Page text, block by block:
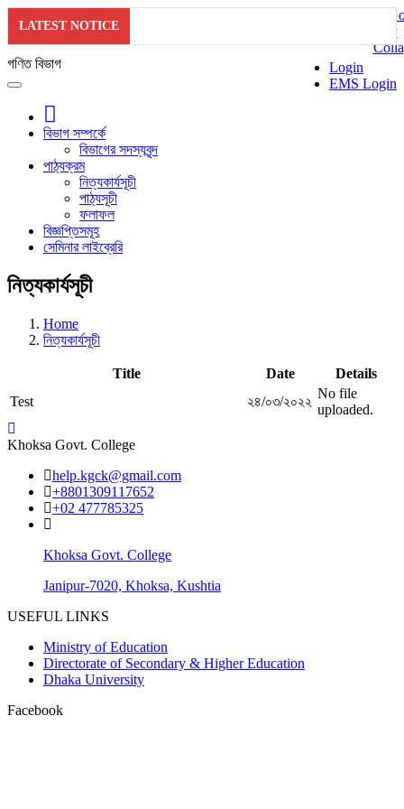
LATEST NOTICE
Login
EMS Login
গণিত বিভাগ
বিভাগ সম্পর্কে
বিভাগের সদস্যবৃন্দ
পাঠ্যক্রম
নিত্যকার্যসূচী
পাঠ্যসূচী
ফলাফল
বিজ্ঞপ্তিসমূহ
সেমিনার লাইব্রেরি
নিত্যকার্যসূচী
Home
নিত্যকার্যসূচী
Title Date
Details
Test
২৪/০৩/২০২২
No file
uploaded.
Khoksa Govt. College
help.kgck@gmail.com
+8801309117652
+02 477785325
Khoksa Govt. College
Janipur-7020, Khoksa, Kushtia
USEFUL LINKS
Ministry of Education
Directorate of Secondary & Higher Education
Dhaka University
Facebook